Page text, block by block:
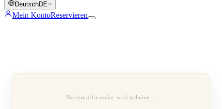
DeutschDE
Mein KontoReservieren
Buchungsformular wird geladen…